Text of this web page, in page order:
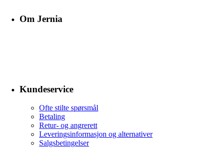
Om Jernia
Kundeservice
Ofte stilte spørsmål
Betaling
Retur- og angrerett
Leveringsinformasjon og alternativer
Salgsbetingelser